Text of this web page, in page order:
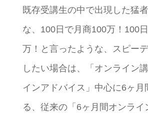
既存受講生の中で出現した猛
な、100日で月商100万！100
万！と言ったような、スピー
したい場合は、「オンライン
インアドバイス」中心に6ヶ月
る、従来の「6ヶ月間オンライ